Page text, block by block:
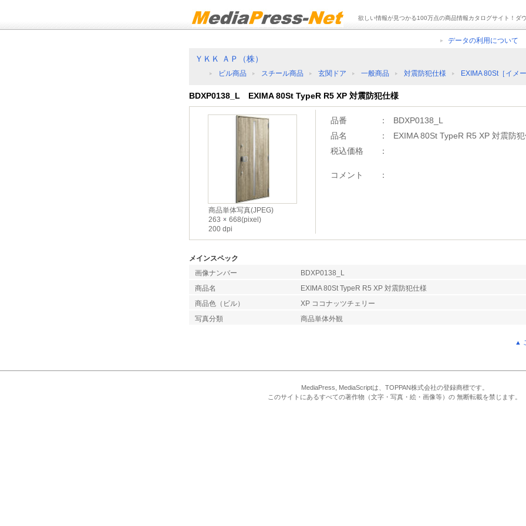
欲しい情報が見つかる100万点の商品情報カタログサイト！ダ
データの利用について
ＹＫＫ ＡＰ（株）
ビル商品 スチール商品 玄関ドア 一般商品 対震防犯仕様 EXIMA 80St［イメー
BDXP0138_L EXIMA 80St TypeR R5 XP 対震防犯仕様
商品単体写真(JPEG)
263
668(pixel)
200 dpi
品番 ：
BDXP0138_L
品名
：
EXIMA 80St TypeR R5 XP 対震防
税込価格
：
コメント ：
メインスペック
画像ナンバー
BDXP0138_L
商品名
EXIMA 80St TypeR R5 XP 対震防犯仕様
商品色（ビル）
XP ココナッツチェリー
写真分類
商品単体外観
▲
MediaPress, MediaScriptは、TOPPAN株式会社の登録商標です。
このサイトにあるすべての著作物（文字・写真・絵・画像等）の 無断転載を禁じます。